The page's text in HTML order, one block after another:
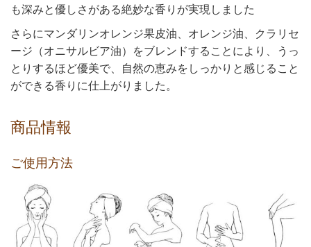
も深みと優しさがある絶妙な香りが実現しました
さらにマンダリンオレンジ果皮油、オレンジ油、クラリセ
ージ（オニサルビア油）をブレンドすることにより、うっ
とりするほど優美で、自然の恵みをしっかりと感じること
ができる香りに仕上がりました。
商品情報
ご使用方法